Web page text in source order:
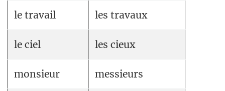
le travail les travaux
le ciel les cieux
monsieur messieurs